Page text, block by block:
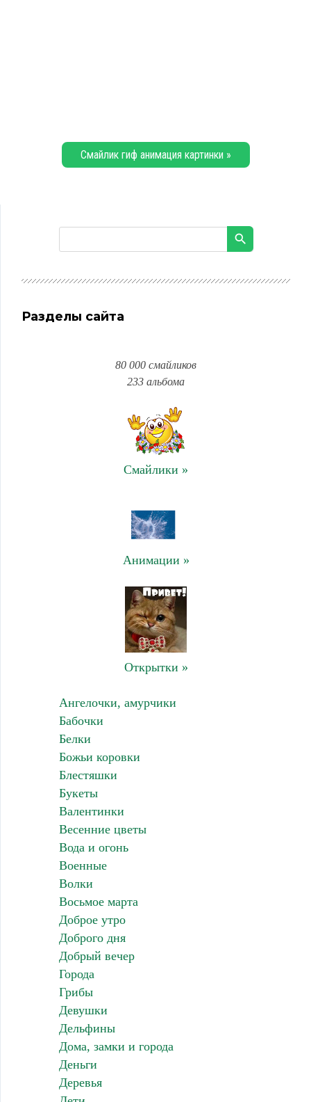
Смайлик гиф анимация картинки »
Разделы сайта
80 000 смайликов
233 альбома
Смайлики »
Анимации »
Открытки »
Ангелочки, амурчики
Бабочки
Белки
Божьи коровки
Блестяшки
Букеты
Валентинки
Весенние цветы
Вода и огонь
Военные
Волки
Восьмое марта
Доброе утро
Доброго дня
Добрый вечер
Города
Грибы
Девушки
Дельфины
Дома, замки и города
Деньги
Деревья